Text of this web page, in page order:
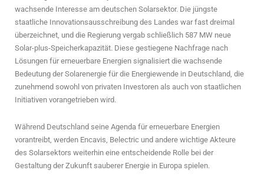
wachsende Interesse am deutschen Solarsektor. Die jüngste
staatliche Innovationsausschreibung des Landes war fast dreimal
überzeichnet, und die Regierung vergab schließlich 587 MW neue
Solar-plus-Speicherkapazität. Diese gestiegene Nachfrage nach
Lösungen für erneuerbare Energien signalisiert die wachsende
Bedeutung der Solarenergie für die Energiewende in Deutschland, die
zunehmend sowohl von privaten Investoren als auch von staatlichen
Initiativen vorangetrieben wird.
Während Deutschland seine Agenda für erneuerbare Energien
vorantreibt, werden Encavis, Belectric und andere wichtige Akteure
des Solarsektors weiterhin eine entscheidende Rolle bei der
Gestaltung der Zukunft sauberer Energie in Europa spielen.